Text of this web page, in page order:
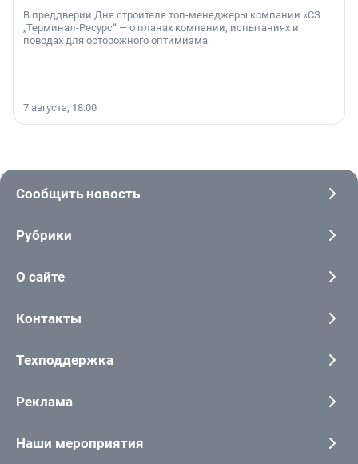
В преддверии Дня строителя топ-менеджеры компании «СЗ
„Терминал-Ресурс“ — о планах компании, испытаниях и
поводах для осторожного оптимизма.
7 августа, 18:00
Сообщить новость
Рубрики
О сайте
Контакты
Техподдержка
Реклама
Наши мероприятия